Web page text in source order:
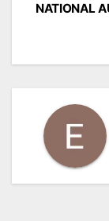
NATIONAL